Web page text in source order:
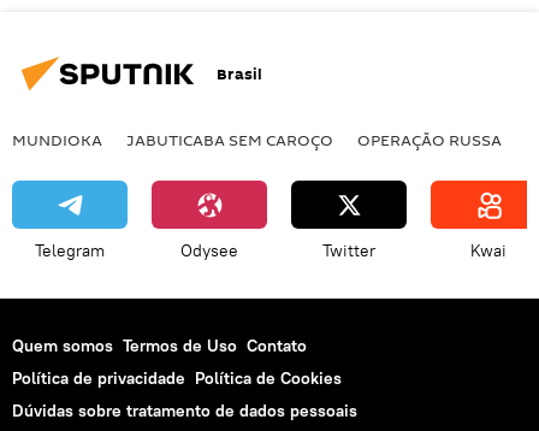
Brasil
MUNDIOKA JABUTICABA SEM CAROÇO OPERAÇÃO RUSSA
Telegram Odysee Twitter Kwai
Quem somos Termos de Uso Contato
Política de privacidade Política de Cookies
Dúvidas sobre tratamento de dados pessoais